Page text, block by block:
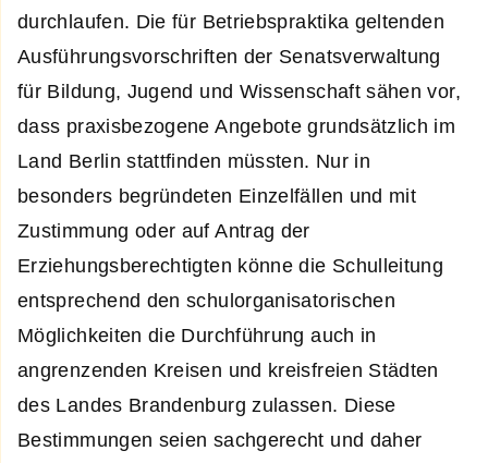
durchlaufen. Die für Betriebspraktika geltenden
Ausführungsvorschriften der Senatsverwaltung
für Bildung, Jugend und Wissenschaft sähen vor,
dass praxisbezogene Angebote grundsätzlich im
Land Berlin stattfinden müssten. Nur in
besonders begründeten Einzelfällen und mit
Zustimmung oder auf Antrag der
Erziehungsberechtigten könne die Schulleitung
entsprechend den schulorganisatorischen
Möglichkeiten die Durchführung auch in
angrenzenden Kreisen und kreisfreien Städten
des Landes Brandenburg zulassen. Diese
Bestimmungen seien sachgerecht und daher